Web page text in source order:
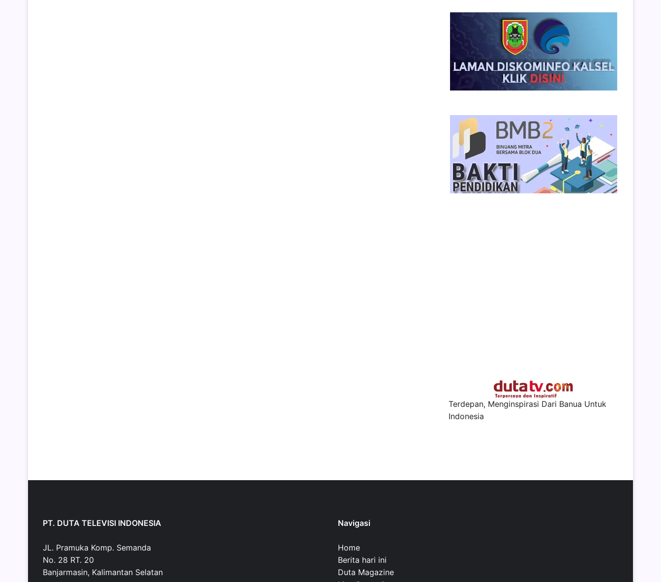
Terdepan, Menginspirasi Dari Banua Untuk
Indonesia
PT. DUTA TELEVISI INDONESIA
JL. Pramuka Komp. Semanda
No. 28 RT. 20
Banjarmasin, Kalimantan Selatan
Navigasi
Home
Berita hari ini
Duta Magazine